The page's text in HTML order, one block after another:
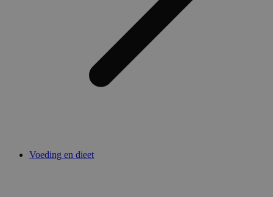
Voeding en dieet